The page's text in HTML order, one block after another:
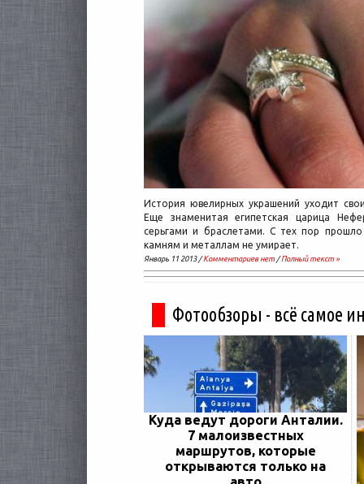
История ювелирных украшений уходит
Еще знаменитая египетская царица
серьгами и браслетами. С тех пор
камням и металлам не умирает.
Январь 11 2013 /Комментариев нет /Полный текст »
Фотообзоры - всё самое
Куда ведут дороги Анталии.
7 малоизвестных
маршрутов, которые
открываются только на